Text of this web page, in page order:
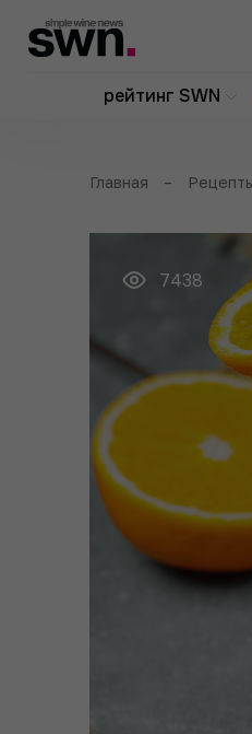
рейтинг SWN
Главная –
7438